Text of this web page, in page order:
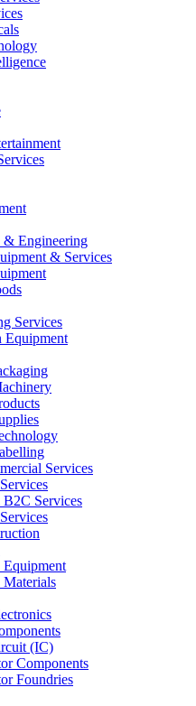
& Engineering
& Services
Services
Equipment
Services
Services
(IC)
Components
Foundries